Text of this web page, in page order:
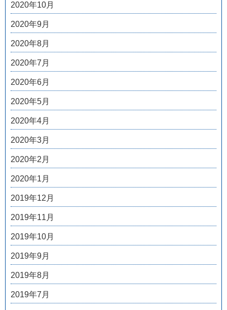
2020年10月
2020年9月
2020年8月
2020年7月
2020年6月
2020年5月
2020年4月
2020年3月
2020年2月
2020年1月
2019年12月
2019年11月
2019年10月
2019年9月
2019年8月
2019年7月